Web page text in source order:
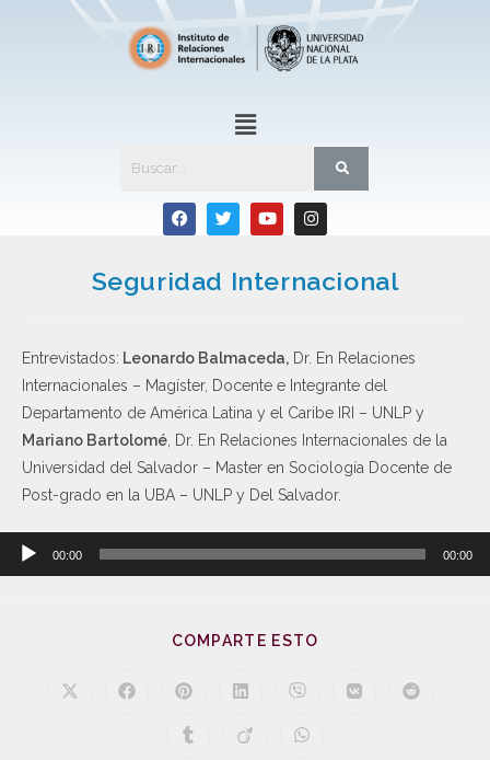
Seguridad Internacional
Entrevistados: Leonardo Balmaceda, Dr. En Relaciones
Internacionales – Magíster, Docente e Integrante del
Departamento de América Latina y el Caribe IRI – UNLP y
Mariano Bartolomé , Dr. En Relaciones Internacionales de la
Universidad del Salvador – Master en Sociología Docente de
Post-grado en la UBA – UNLP y Del Salvador.
Reproductor
00:00 00:00
COMPARTE ESTO